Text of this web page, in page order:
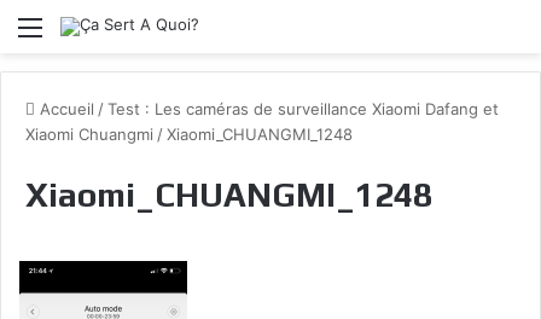
Menu
Accueil /Test : Les caméras de surveillance Xiaomi Dafang et
Xiaomi Chuangmi /Xiaomi_CHUANGMI_1248
Xiaomi_CHUANGMI_1248